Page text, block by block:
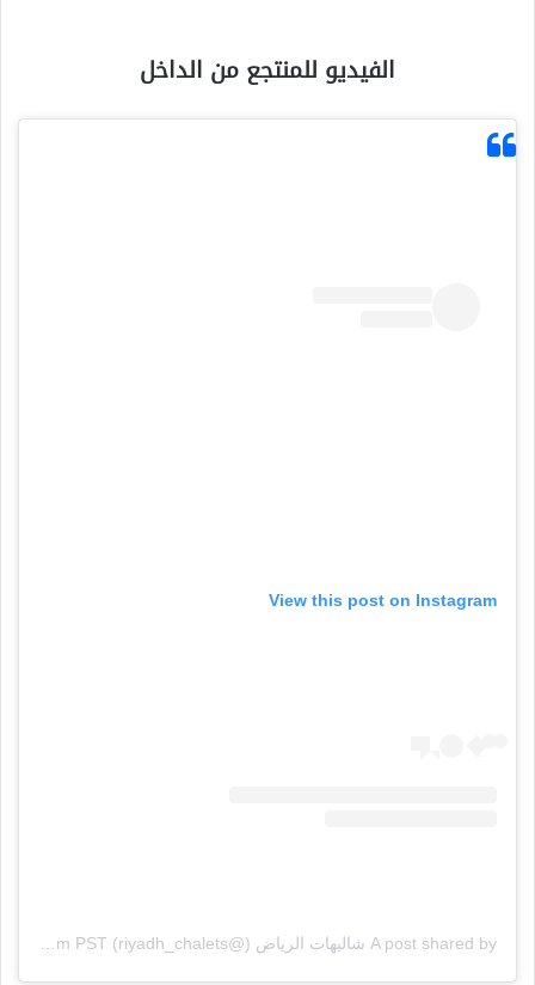
الفيديو للمنتجع من الداخل
View this post on Instagram
A post shared by شاليهات الرياض (@riyadh_chalets) Dec 2, 2016 at 3:08am PST